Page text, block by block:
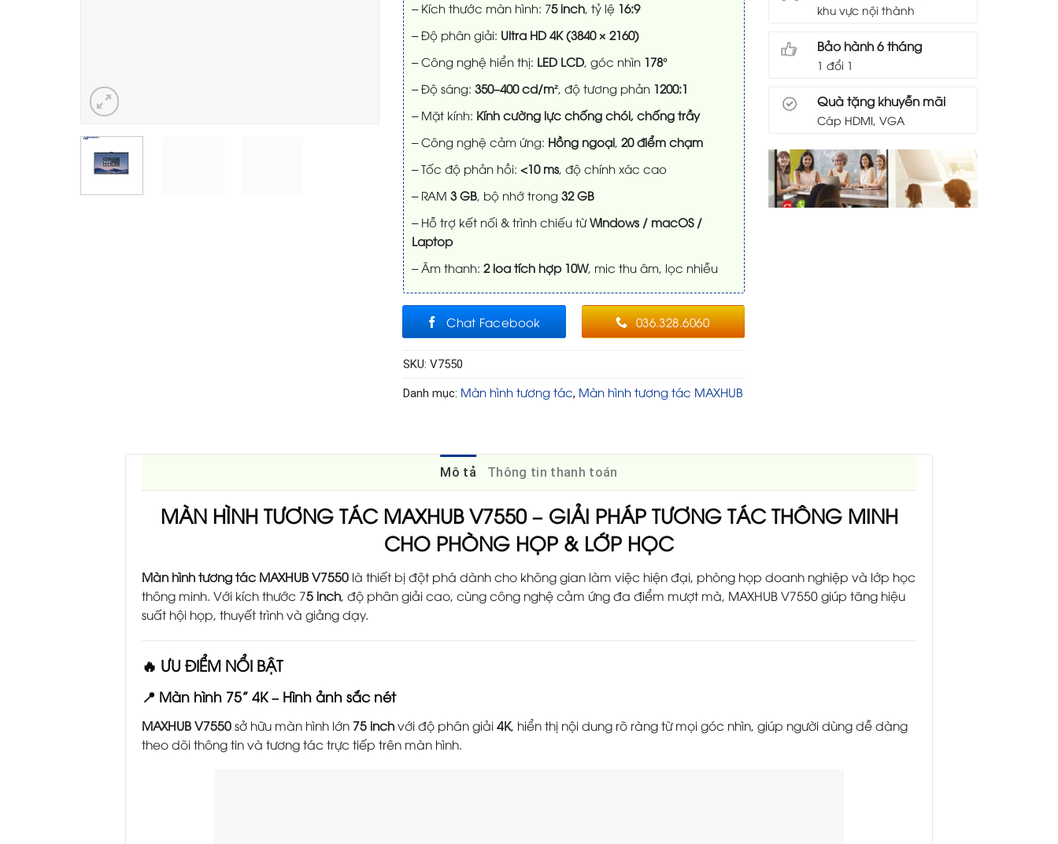
5
sao
– Kích thước màn hình: 75 inch, tỷ lệ 16:9
– Độ phân giải: Ultra HD 4K (3840 × 2160)
– Công nghệ hiển thị: LED LCD, góc nhìn 178°
– Độ sáng: 350–400 cd/m², độ tương phản 1200:1
– Mặt kính: Kính cường lực chống chói, chống trầy
– Công nghệ cảm ứng: Hồng ngoại, 20 điểm chạm
– Tốc độ phản hồi: <10 ms, độ chính xác cao
– RAM 3 GB, bộ nhớ trong 32 GB
– Hỗ trợ kết nối & trình chiếu từWindows / macOS /
Laptop
– Âm thanh: 2 loa tích hợp 10W, mic thu âm, lọc nhiễu
Chat Facebook 036.328.6060
SKU: V7550
Danh mục: Màn hình tương tác, Màn hình tương tác MAXHUB
khu vực nội thành
Bảo hành 6 tháng
1 đổi 1
Quà tặng khuyễn mãi
Cáp HDMI, VGA
Mô tả Thông tin thanh toán
MÀN HÌNH TƯƠNG TÁC MAXHUB V7550 – GIẢI PHÁP TƯƠNG TÁC THÔNG MINH
CHO PHÒNG HỌP & LỚP HỌC
Màn hình tương tác MAXHUB V7550 là thiết bị đột phá dành cho không gian làm việc hiện đại, phòng họp doanh nghiệp và lớp học
thông minh. Với kích thước 75 inch, độ phân giải cao, cùng công nghệ cảm ứng đa điểm mượt mà, MAXHUB V7550 giúp tăng hiệu
suất hội họp, thuyết trình và giảng dạy.
🔥 ƯU ĐIỂM NỔI BẬT
📍 Màn hình 75” 4K – Hình ảnh sắc nét
MAXHUB V7550sở hữu màn hình lớn 75 inchvới độ phân giải 4K, hiển thị nội dung rõ ràng từ mọi góc nhìn, giúp người dùng dễ dàng
theo dõi thông tin và tương tác trực tiếp trên màn hình.